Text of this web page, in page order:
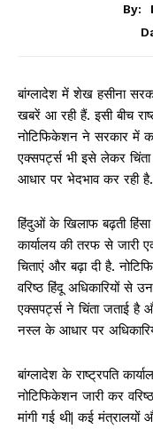
By:
बांग्लादेश में शेख हसीना
खबरें आ रही हैं. इसी बीच
नोटिफिकेशन ने सरकार में
एक्सपर्ट्स भी इसे लेकर
आधार पर भेदभाव कर रही है.
हिंदुओं के खिलाफ बढ़ती हिंसा
कार्यालय की तरफ से जारी
चिताएं और बढ़ा दी है.
वरिष्ठ हिंदू अधिकारियों से
एक्सपर्ट्स ने चिंता जताई है
नस्ल के आधार पर
बांग्लादेश के राष्ट्रपति
नोटिफिकेशन जारी कर
मांगी गई थी| कई मंत्रालयों